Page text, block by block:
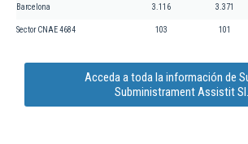
Barcelona 3.116 3.371
Sector CNAE 4684 103 101
Acceda a toda la información de
Subministrament Assistit Sl.